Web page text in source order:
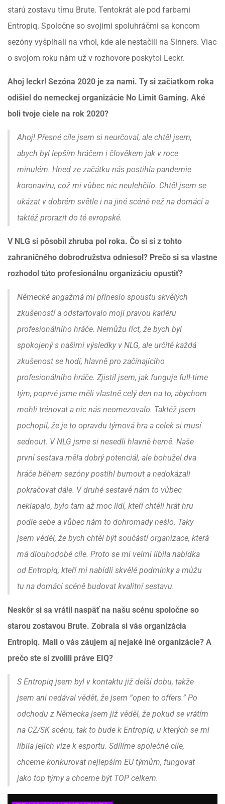
starú zostavu tímu Brute. Tentokrát ale pod farbami
Entropiq. Spoločne so svojimi spoluhráčmi sa koncom
sezóny vyšplhali na vrhol, kde ale nestačili na Sinners. Viac
o svojom roku nám už v rozhovore poskytol Leckr.
Ahoj leckr! Sezóna 2020 je za nami. Ty si začiatkom roka
odišiel do nemeckej organizácie No Limit Gaming. Aké
boli tvoje ciele na rok 2020?
Ahoj! Přesné cíle jsem si neurčoval, ale chtěl jsem,
abych byl lepším hráčem i člověkem jak v roce
minulém. Hned ze začátku nás postihla pandemie
koronaviru, což mi vůbec nic neulehčilo. Chtěl jsem se
ukázat v dobrém světle i na jiné scéně než na domácí a
taktéž prorazit do té evropské.
V NLG si pôsobil zhruba pol roka. Čo si si z tohto
zahraničného dobrodružstva odniesol? Prečo si sa vlastne
rozhodol túto profesionálnu organizáciu opustiť?
Německé angažmá mi přineslo spoustu skvělých
zkušeností a odstartovalo moji pravou kariéru
profesionálního hráče. Nemůžu říct, že bych byl
spokojený s našimi výsledky v NLG, ale určitě každá
zkušenost se hodí, hlavně pro začínajícího
profesionálního hráče. Zjistil jsem, jak funguje full-time
tým, poprvé jsme měli vlastně celý den na to, abychom
mohli trénovat a nic nás neomezovalo. Taktéž jsem
pochopil, že je to opravdu týmová hra a celek si musí
sednout. V NLG jsme si nesedli hlavně herně. Naše
první sestava měla dobrý potenciál, ale bohužel dva
hráče během sezóny postihl burnout a nedokázali
pokračovat dále. V druhé sestavě nám to vůbec
neklapalo, bylo tam až moc lidí, kteří chtěli hrát hru
podle sebe a vůbec nám to dohromady nešlo. Taky
jsem věděl, že bych chtěl být součástí organizace, která
má dlouhodobé cíle. Proto se mi velmi líbila nabídka
od Entropiq, kteří mi nabídli skvělé podmínky a můžu
tu na domácí scéně budovat kvalitní sestavu.
Neskôr si sa vrátil naspäť na našu scénu spoločne so
starou zostavou Brute. Zobrala si vás organizácia
Entropiq. Mali o vás záujem aj nejaké iné organizácie? A
prečo ste si zvolili práve EIQ?
S Entropiq jsem byl v kontaktu již delší dobu, takže
jsem ani nedával vědět, že jsem “open to offers.” Po
odchodu z Německa jsem již věděl, že pokud se vrátím
na CZ/SK scénu, tak to bude k Entropiq, u kterých se mi
líbila jejich vize k esportu. Sdílíme společné cíle,
chceme konkurovat nejlepším EU týmům, fungovat
jako top týmy a chceme být TOP celkem.